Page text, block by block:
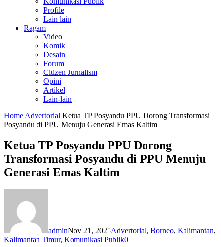
Profile
Lain lain
Ragam
Video
Komik
Desain
Forum
Citizen Jurnalism
Opini
Artikel
Lain-lain
Home Advertorial Ketua TP Posyandu PPU Dorong Transformasi
Posyandu di PPU Menuju Generasi Emas Kaltim
Ketua TP Posyandu PPU Dorong
Transformasi Posyandu di PPU Menuju
Generasi Emas Kaltim
adminNov 21, 2025Advertorial, Borneo, Kalimantan,
Kalimantan Timur, Komunikasi Publik0